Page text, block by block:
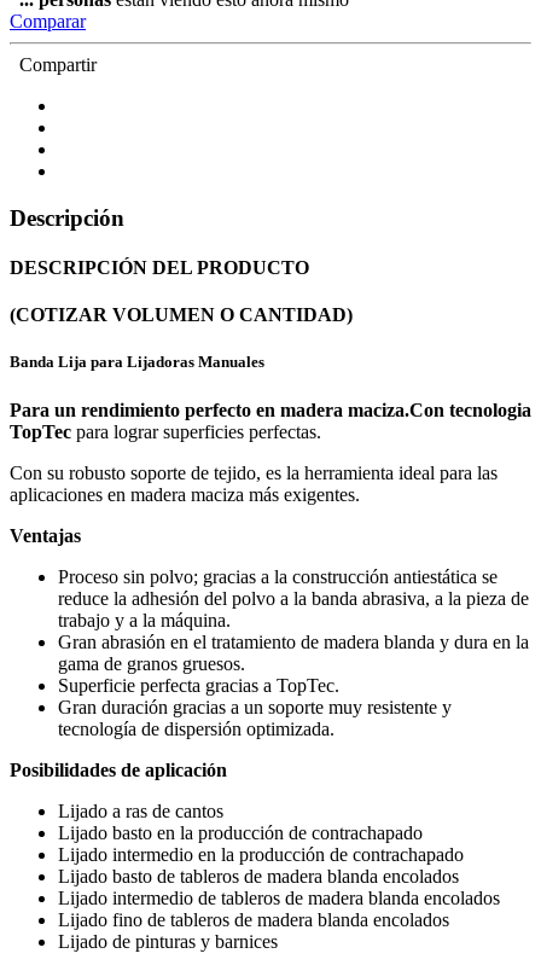
Comparar
Compartir
Descripción
DESCRIPCIÓN DEL PRODUCTO
(COTIZAR VOLUMEN O CANTIDAD)
Banda Lija para Lijadoras Manuales
Para un rendimiento perfecto en madera maciza.Con tecnologia
TopTec para lograr superficies perfectas.
Con su robusto soporte de tejido, es la herramienta ideal para las
aplicaciones en madera maciza más exigentes.
Ventajas
Proceso sin polvo; gracias a la construcción antiestática se
reduce la adhesión del polvo a la banda abrasiva, a la pieza de
trabajo y a la máquina.
Gran abrasión en el tratamiento de madera blanda y dura en la
gama de granos gruesos.
Superficie perfecta gracias a TopTec.
Gran duración gracias a un soporte muy resistente y
tecnología de dispersión optimizada.
Posibilidades de aplicación
Lijado a ras de cantos
Lijado basto en la producción de contrachapado
Lijado intermedio en la producción de contrachapado
Lijado basto de tableros de madera blanda encolados
Lijado intermedio de tableros de madera blanda encolados
Lijado fino de tableros de madera blanda encolados
Lijado de pinturas y barnices